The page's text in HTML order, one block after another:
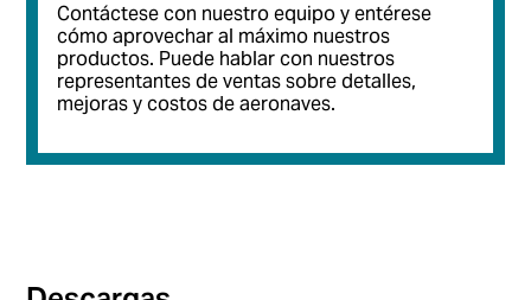
Contáctese con nuestro equipo y entérese
cómo aprovechar al máximo nuestros
productos. Puede hablar con nuestros
representantes de ventas sobre detalles,
mejoras y costos de aeronaves.